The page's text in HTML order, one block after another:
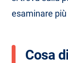
esaminare
Cosa